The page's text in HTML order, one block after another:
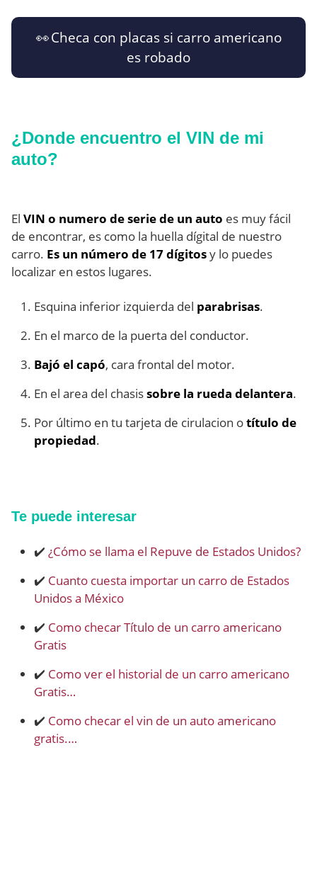
👀 Checa con placas si carro americano
es robado
¿Donde encuentro el VIN de mi
auto?
El VIN o numero de serie de un auto es muy fácil
de encontrar, es como la huella dígital de nuestro
carro. Es un número de 17 dígitosy lo puedes
localizar en estos lugares.
Esquina inferior izquierda del parabrisas.
En el marco de la puerta del conductor.
Bajó el capó, cara frontal del motor.
En el area del chasissobre la rueda delantera.
Por último en tu tarjeta de cirulacion otítulo de
propiedad.
Te puede interesar
✔️ ¿Cómo se llama el Repuve de Estados Unidos?
✔️ Cuanto cuesta importar un carro de Estados
Unidos a México
✔️ Como checar Título de un carro americano
Gratis
✔️ Como ver el historial de un carro americano
Gratis…
✔️ Como checar el vin de un auto americano
gratis.…